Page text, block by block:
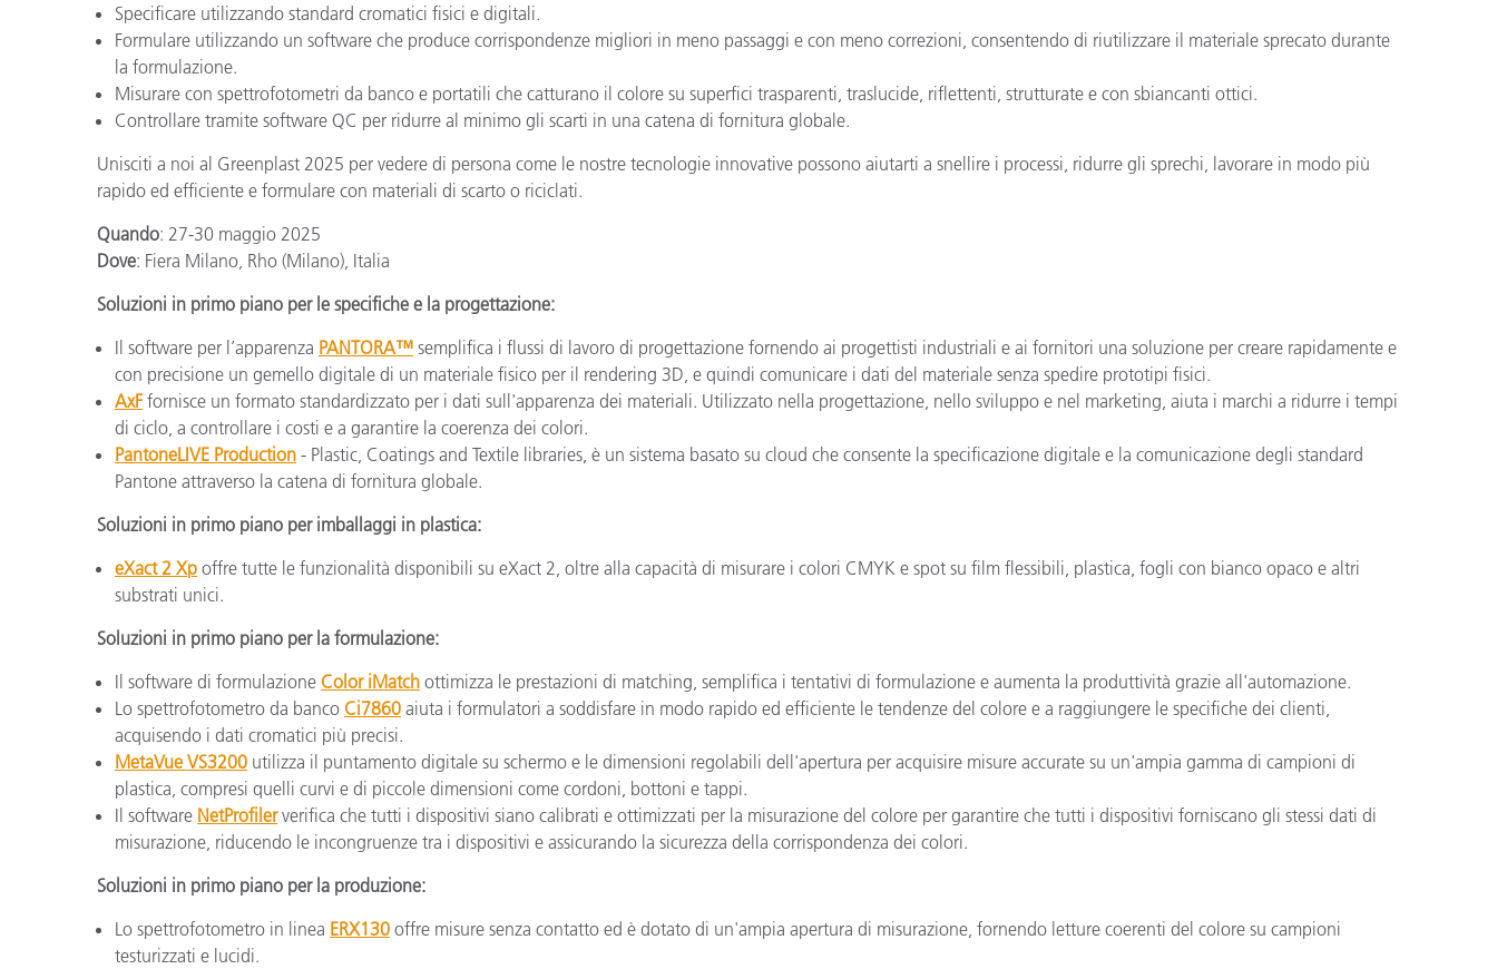
Specificare utilizzando standard cromatici fisici e digitali.
Formulare utilizzando un software che produce corrispondenze migliori in meno passaggi e con meno correzioni, consentendo di riutilizzare il materiale sprecato durante
la formulazione.
Misurare con spettrofotometri da banco e portatili che catturano il colore su superfici trasparenti, traslucide, riflettenti, strutturate e con sbiancanti ottici.
Controllare tramite software QC per ridurre al minimo gli scarti in una catena di fornitura globale.
Unisciti a noi al Greenplast 2025 per vedere di persona come le nostre tecnologie innovative possono aiutarti a snellire i processi, ridurre gli sprechi, lavorare in modo più
rapido ed efficiente e formulare con materiali di scarto o riciclati.
Quando: 27-30 maggio 2025
Dove: Fiera Milano, Rho (Milano), Italia
Soluzioni in primo piano per le specifiche e la progettazione:
Il software per l’apparenza PANTORA™ semplifica i flussi di lavoro di progettazione fornendo ai progettisti industriali e ai fornitori una soluzione per creare rapidamente e
con precisione un gemello digitale di un materiale fisico per il rendering 3D, e quindi comunicare i dati del materiale senza spedire prototipi fisici.
AxFfornisce un formato standardizzato per i dati sull'apparenza dei materiali. Utilizzato nella progettazione, nello sviluppo e nel marketing, aiuta i marchi a ridurre i tempi
di ciclo, a controllare i costi e a garantire la coerenza dei colori.
PantoneLIVE Production - Plastic, Coatings and Textile libraries, è un sistema basato su cloud che consente la specificazione digitale e la comunicazione degli standard
Pantone attraverso la catena di fornitura globale.
Soluzioni in primo piano per imballaggi in plastica:
eXact 2 Xp offre tutte le funzionalità disponibili su eXact 2, oltre alla capacità di misurare i colori CMYK e spot su film flessibili, plastica, fogli con bianco opaco e altri
substrati unici.
Soluzioni in primo piano per la formulazione:
Il software di formulazione Color iMatch ottimizza le prestazioni di matching, semplifica i tentativi di formulazione e aumenta la produttività grazie all'automazione.
Lo spettrofotometro da banco Ci7860 aiuta i formulatori a soddisfare in modo rapido ed efficiente le tendenze del colore e a raggiungere le specifiche dei clienti,
acquisendo i dati cromatici più precisi.
MetaVue VS3200 utilizza il puntamento digitale su schermo e le dimensioni regolabili dell'apertura per acquisire misure accurate su un'ampia gamma di campioni di
plastica, compresi quelli curvi e di piccole dimensioni come cordoni, bottoni e tappi.
Il software NetProfilerverifica che tutti i dispositivi siano calibrati e ottimizzati per la misurazione del colore per garantire che tutti i dispositivi forniscano gli stessi dati di
misurazione, riducendo le incongruenze tra i dispositivi e assicurando la sicurezza della corrispondenza dei colori.
Soluzioni in primo piano per la produzione:
Lo spettrofotometro in linea ERX130 offre misure senza contatto ed è dotato di un'ampia apertura di misurazione, fornendo letture coerenti del colore su campioni
testurizzati e lucidi.